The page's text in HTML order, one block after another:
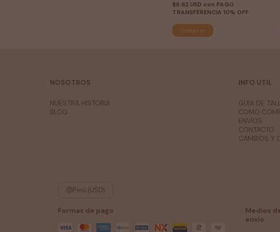
$8.62 USD con PAGO
TRANSFERENCIA 10% OFF
Comprar
NOSOTROS
NUESTRA HISTORIA
BLOG
INFO UTIL
GUIA DE
COMO
ENVÍOS
CONTACTO
CAMBIOS Y
Perú (USD)
Formas de pago
Medios
envío